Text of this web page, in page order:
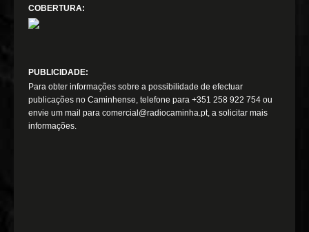
COBERTURA:
PUBLICIDADE:
Para obter informações sobre a possibilidade de efectuar
publicações no Caminhense, telefone para +351 258 922 754 ou
envie um mail para comercial@radiocaminha.pt, a solicitar mais
informações.